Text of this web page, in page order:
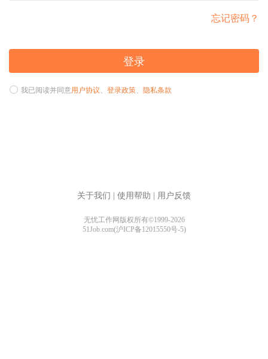
忘记密码？
登录
我已阅读并同意用户协议、 登录政策、 隐私条款
关于我们 使用帮助 用户反馈
无忧工作网版权所有©1999-2026
51Job.com(沪ICP备12015550号-5)